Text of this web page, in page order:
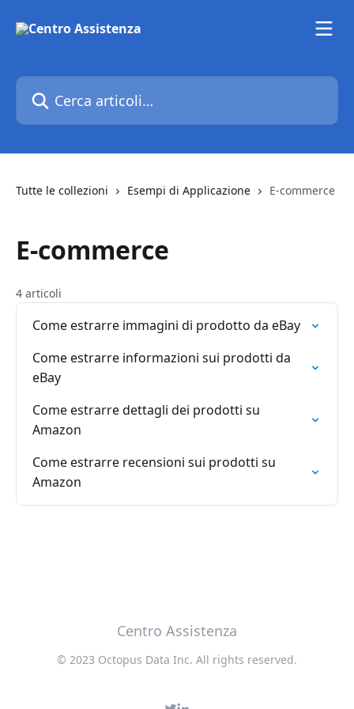
Cerca articoli…
Tutte le collezioni Esempi di Applicazione E-commerce
E-commerce
4 articoli
Come estrarre immagini di prodotto da eBay
Come estrarre informazioni sui prodotti da
eBay
Come estrarre dettagli dei prodotti su
Amazon
Come estrarre recensioni sui prodotti su
Amazon
Centro Assistenza
© 2023 Octopus Data Inc. All rights reserved.